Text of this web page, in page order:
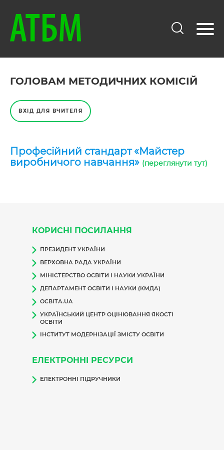
ГОЛОВАМ МЕТОДИЧНИХ КОМІСІЙ
ВХІД ДЛЯ ВЧИТЕЛЯ
Професійний стандарт «Майстер
виробничого навчання» (переглянути тут)
КОРИСНІ ПОСИЛАННЯ
ПРЕЗИДЕНТ УКРАЇНИ
ВЕРХОВНА РАДА УКРАЇНИ
МІНІСТЕРСТВО ОСВІТИ І НАУКИ УКРАЇНИ
ДЕПАРТАМЕНТ ОСВІТИ І НАУКИ (КМДА)
ОСВІТА.UA
УКРАЇНСЬКИЙ ЦЕНТР ОЦІНЮВАННЯ ЯКОСТІ
ОСВІТИ
ІНСТИТУТ МОДЕРНІЗАЦІЇ ЗМІСТУ ОСВІТИ
ЕЛЕКТРОННІ РЕСУРСИ
ЕЛЕКТРОННІ ПІДРУЧНИКИ